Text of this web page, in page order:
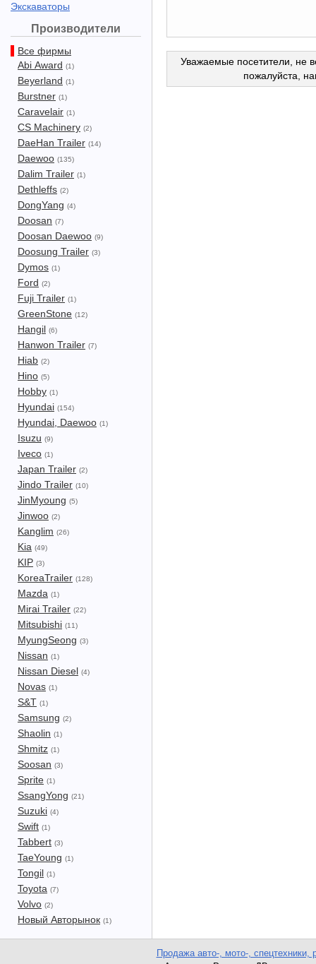
Экскаваторы
Производители
Все фирмы
Abi Award (1)
Beyerland (1)
Burstner (1)
Caravelair (1)
CS Machinery (2)
DaeHan Trailer (14)
Daewoo (135)
Dalim Trailer (1)
Dethleffs (2)
DongYang (4)
Doosan (7)
Doosan Daewoo (9)
Doosung Trailer (3)
Dymos (1)
Ford (2)
Fuji Trailer (1)
GreenStone (12)
Hangil (6)
Hanwon Trailer (7)
Hiab (2)
Hino (5)
Hobby (1)
Hyundai (154)
Hyundai, Daewoo (1)
Isuzu (9)
Iveco (1)
Japan Trailer (2)
Jindo Trailer (10)
JinMyoung (5)
Jinwoo (2)
Kanglim (26)
Kia (49)
KIP (3)
KoreaTrailer (128)
Mazda (1)
Mirai Trailer (22)
Mitsubishi (11)
MyungSeong (3)
Nissan (1)
Nissan Diesel (4)
Novas (1)
S&T (1)
Samsung (2)
Shaolin (1)
Shmitz (1)
Soosan (3)
Sprite (1)
SsangYong (21)
Suzuki (4)
Swift (1)
Tabbert (3)
TaeYoung (1)
Tongil (1)
Toyota (7)
Volvo (2)
Новый Авторынок (1)
Уважаемые посетители, не
пожалуйста,
Продажа авто-, мото-, спецтехники,